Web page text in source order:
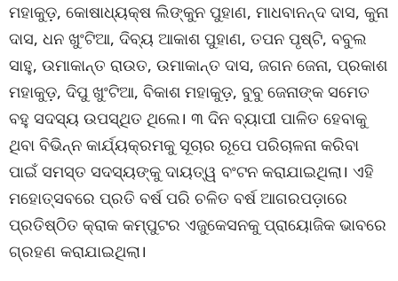
ମହାକୁଡ଼, କୋଷାଧ୍ୟକ୍ଷ ଲିଙ୍କୁନ ପୁହାଣ, ମାଧବାନନ୍ଦ ଦାସ, କୁନା
ଦାସ, ଧନ ଖୁଂଟିଆ, ଦିବ୍ୟ ଆକାଶ ପୁହାଣ, ତପନ ପୃଷ୍ଟି, ବବୁଲ
ସାହୁ, ଉମାକାନ୍ତ ରାଉତ, ଉମାକାନ୍ତ ଦାସ, ଜଗନ ଜେନା, ପ୍ରକାଶ
ମହାକୁଡ଼, ଦିପୁ ଖୁଂଟିଆ, ବିକାଶ ମହାକୁଡ଼, ବୁବୁ ଜେନାଙ୍କ ସମେତ
ବହୁ ସଦସ୍ୟ ଉପସ୍ଥିତ ଥିଲେ। ୩ ଦିନ ବ୍ୟାପୀ ପାଳିତ ହେବାକୁ
ଥିବା ବିଭିନ୍ନ କାର୍ଯ୍ୟକ୍ରମକୁ ସୂଚାର ରୂପେ ପରିଚାଳନା କରିବା
ପାଇଁ ସମସ୍ତ ସଦସ୍ୟଙ୍କୁ ଦାୟତ୍ୱ ବଂଟନ କରାଯାଇଥିଲା। ଏହି
ମହୋତ୍ସବରେ ପ୍ରତି ବର୍ଷ ପରି ଚଳିତ ବର୍ଷ ଆଗରପଡ଼ାରେ
ପ୍ରତିଷ୍ଠିତ କ୍ରାକ କମ୍ପୁଟର ଏଜୁକେସନକୁ ପ୍ରାୟୋଜିକ ଭାବରେ
ଗ୍ରହଣ କରାଯାଇଥିଲା।